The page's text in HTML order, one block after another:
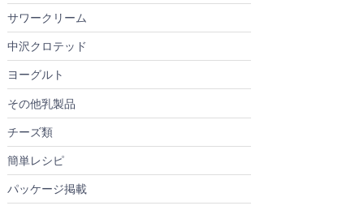
サワークリーム
中沢クロテッド
ヨーグルト
その他乳製品
チーズ類
簡単レシピ
パッケージ掲載